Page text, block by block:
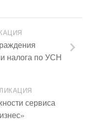
налога по УСН
сервиса